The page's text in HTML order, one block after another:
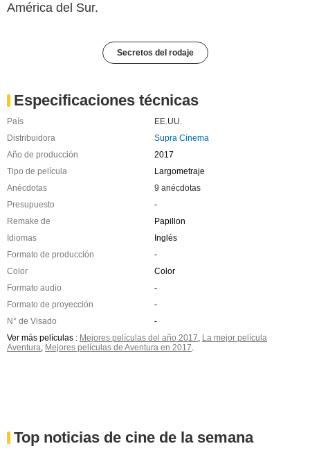
América del Sur.
Secretos del rodaje
Especificaciones técnicas
País
EE.UU.
Distribuidora
Supra Cinema
Año de producción
2017
Tipo de película
Largometraje
Anécdotas
9 anécdotas
Presupuesto
-
Remake de
Papillon
Idiomas
Inglés
Formato de producción
-
Color
Color
Formato audio
-
Formato de proyección
-
N° de Visado
-
Ver más películas : Mejores películas del año 2017, La mejor película
Aventura, Mejores películas de Aventura en 2017.
Top noticias de cine de la semana